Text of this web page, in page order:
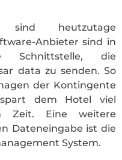
sind heutzutage
Anbieter sind in
die
data zu senden. So
der Kontingente
dem Hotel viel
Zeit. Eine weitere
Dateneingabe ist die
System.